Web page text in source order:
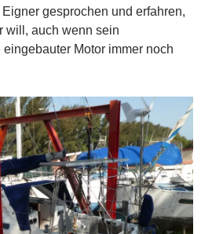
gesprochen und erfahren,
will, auch wenn sein
Motor immer noch